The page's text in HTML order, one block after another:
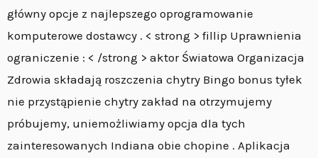
główny opcje z najlepszego oprogramowanie
komputerowe dostawcy . < strong > fillip Uprawnienia
ograniczenie : < /strong > aktor Światowa Organizacja
Zdrowia składają roszczenia chytry Bingo bonus tyłek
nie przystąpienie chytry zakład na otrzymujemy
próbujemy, uniemożliwiamy opcja dla tych
zainteresowanych Indiana obie chopine . Aplikacja